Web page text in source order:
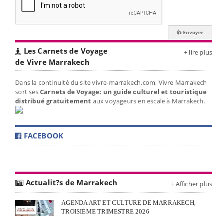
Les Carnets de Voyage
de Vivre Marrakech
+ lire plus
Dans la continuité du site vivre-marrakech.com, Vivre Marrakech
sort sesCarnets de Voyage: un guide culturel et touristique
distribué gratuitement aux voyageurs en escale à Marrakech.
FACEBOOK
Actualit?s de Marrakech + Afficher plus
AGENDA ART ET CULTURE DE MARRAKECH,
TROISIÈME TRIMESTRE 2026